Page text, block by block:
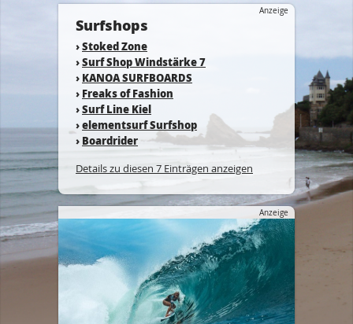
Anzeige
Surfshops
›Stoked Zone
›Surf Shop Windstärke 7
› KANOA SURFBOARDS
› Freaks of Fashion
›Surf Line Kiel
›elementsurf Surfshop
› Boardrider
Details zu diesen 7 Einträgen anzeigen
Anzeige